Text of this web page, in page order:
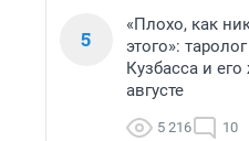
5
«Плохо, как
этого»:
Кузбасса и
августе
5 216 10